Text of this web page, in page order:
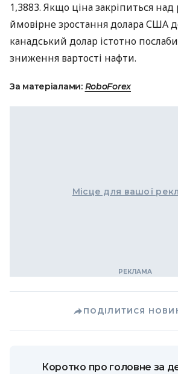
1,3883. Якщо ціна закріпиться над
ймовірне зростання долара США
канадський долар істотно
зниження вартості нафти.
За матеріалами: RoboForex
Місце для вашої
ПОДІЛИТИСЯ
Коротко про головне за